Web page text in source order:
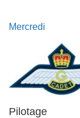
Mercredi
Pilotage